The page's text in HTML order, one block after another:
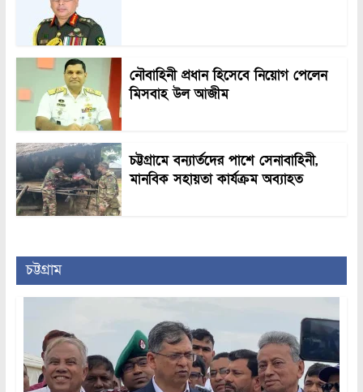
নৌবাহিনী প্রধান হিসেবে নিয়োগ পেলেন
মিসবাহ উল আজীম
চট্টগ্রামে বন্যার্তদের পাশে সেনাবাহিনী,
মানবিক সহায়তা কার্যক্রম অব্যাহত
চট্টগ্রাম